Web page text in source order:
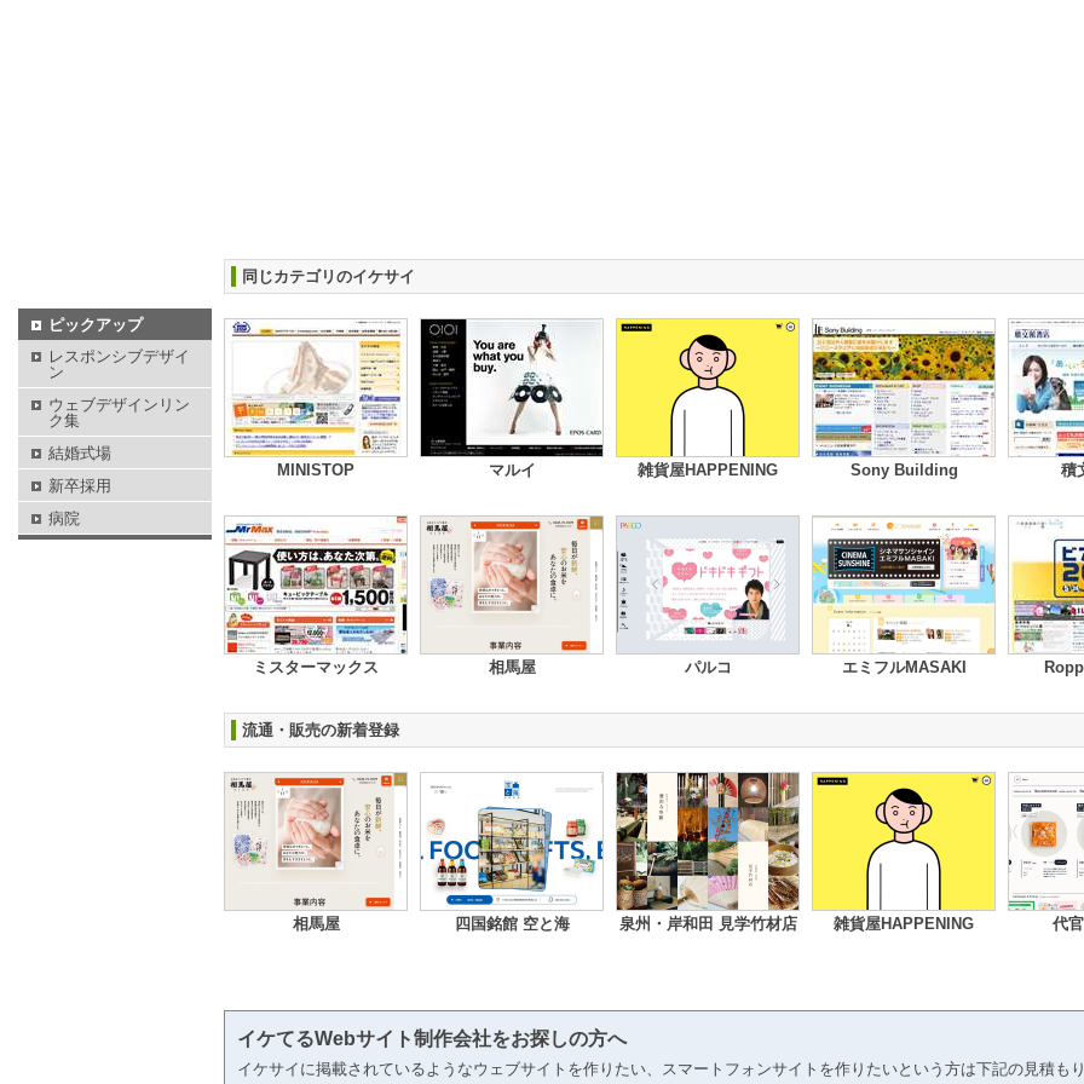
同じカテゴリのイケサイ
MINISTOP マルイ 雑貨屋HAPPENING Sony Building 積
ミスターマックス 相馬屋 パルコ エミフルMASAKI
流通・販売の新着登録
相馬屋 四国銘館 空と海 泉州・岸和田 見学竹材店 雑貨屋HAPPENING 代
イケてるWebサイト制作会社をお探しの方へ
イケサイに掲載されているようなウェブサイトを作りたい、スマートフォンサイトを作りたいという方は下記の見積も
ピックアップ
レスポンシブデザイ
ン
ウェブデザインリン
ク集
結婚式場
新卒採用
病院